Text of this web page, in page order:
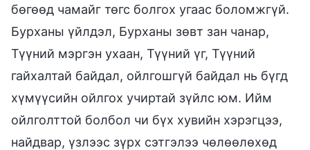
бөгөөд чамайг төгс болгох угаас боломжгүй.
Бурханы үйлдэл, Бурханы зөвт зан чанар,
Түүний мэргэн ухаан, Түүний үг, Түүний
гайхалтай байдал, ойлгошгүй байдал нь бүгд
хүмүүсийн ойлгох учиртай зүйлс юм. Ийм
ойлголттой болбол чи бүх хувийн хэрэгцээ,
найдвар, үзлээс зүрх сэтгэлээ чөлөөлөхөд